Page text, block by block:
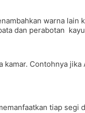
warna
dan perabotan
Contohnya
tiap